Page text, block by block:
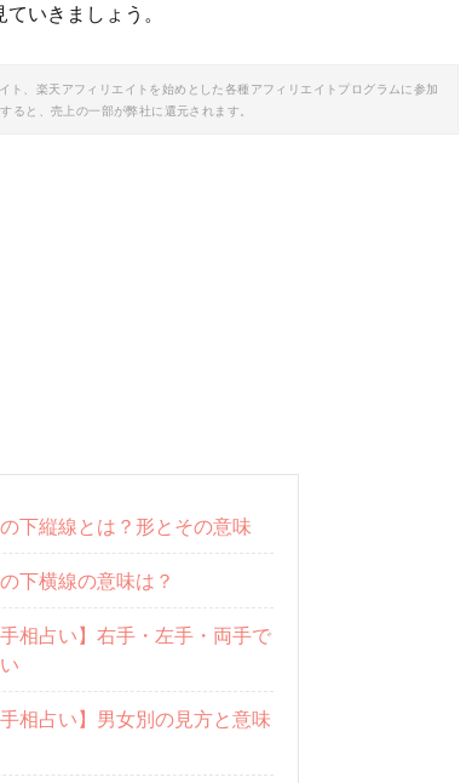
いきましょう。
、楽天アフィリエイトを始めとした各種アフィリエイトプログラムに参加
ると、売上の一部が弊社に還元されます。
下縦線とは？形とその意味
下横線の意味は？
手相占い】右手・左手・両手で
相占い】男女別の見方と意味